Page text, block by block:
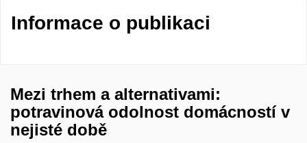
Informace o publikaci
Mezi trhem a alternativami:
potravinová odolnost domácností v
nejisté době